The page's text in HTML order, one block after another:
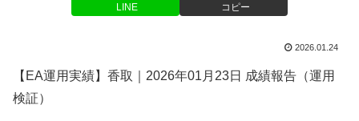
LINE コピー
2026.01.24
【EA運用実績】香取｜2026年01月23日 成績報告（運用
検証）